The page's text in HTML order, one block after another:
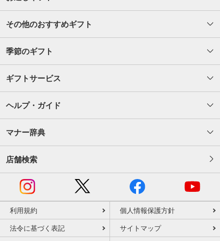
その他のおすすめギフト
季節のギフト
ギフトサービス
ヘルプ・ガイド
マナー辞典
店舗検索
利用規約 個人情報保護方針
法令に基づく表記 サイトマップ